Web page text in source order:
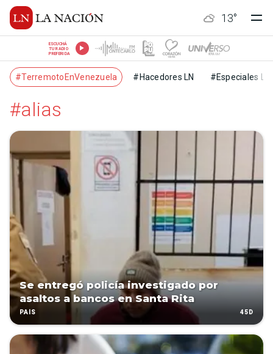
13°
ESCUCHÁ
TU RADIO
PREFERIDA
#TerremotoEnVenezuela #Hacedores LN #Especiales LN
#alias
Se entregó policía investigado por
asaltos a bancos en Santa Rita
PAÍS 45D